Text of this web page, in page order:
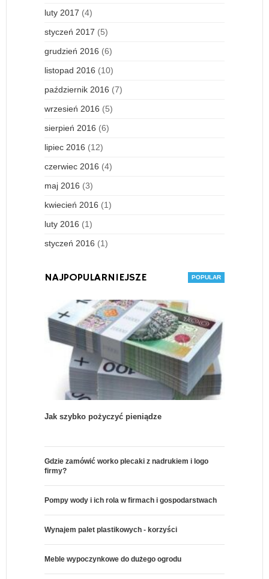
luty 2017 (4)
styczeń 2017 (5)
grudzień 2016 (6)
listopad 2016 (10)
październik 2016 (7)
wrzesień 2016 (5)
sierpień 2016 (6)
lipiec 2016 (12)
czerwiec 2016 (4)
maj 2016 (3)
kwiecień 2016 (1)
luty 2016 (1)
styczeń 2016 (1)
NAJPOPULARNIEJSZE
Jak szybko pożyczyć pieniądze
Gdzie zamówić worko plecaki z nadrukiem i logo
firmy?
Pompy wody i ich rola w firmach i gospodarstwach
Wynajem palet plastikowych - korzyści
Meble wypoczynkowe do dużego ogrodu